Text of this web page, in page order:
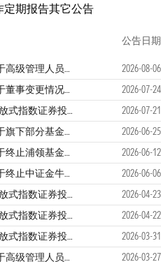
定期报告其它公告
公告日期
华泰柏瑞基金管理有限公司关于高级管理人员变更的公告
2026-08-06
华泰柏瑞基金管理有限公司关于董事变更情况的公告
2026-07-24
华泰柏瑞纳斯达克100交易型开放式指数证券投资基金发起式联接基金（QDII）2026年第2季度报告
2026-07-21
华泰柏瑞基金管理有限公司关于旗下部分基金参与汇添富基金销售（上海）有限公司费率优惠活动的公告
2026-06-25
华泰柏瑞基金管理有限公司关于终止浦领基金销售有限公司办理旗下基金相关业务公告
2026-06-12
华泰柏瑞基金管理有限公司关于终止中证金牛（北京）基金销售有限公司办理旗下基金相关业务公告
2026-06-06
华泰柏瑞纳斯达克100交易型开放式指数证券投资基金发起式联接基金（QDII）调整大额申购（含定期定额投资）业务的公告
2026-04-23
华泰柏瑞纳斯达克100交易型开放式指数证券投资基金发起式联接基金（QDII）2026年第1季度报告
2026-04-22
华泰柏瑞纳斯达克100交易型开放式指数证券投资基金发起式联接基金（QDII）2025年年度报告
2026-03-31
华泰柏瑞基金管理有限公司关于高级管理人员变更的公告 2026-03-27